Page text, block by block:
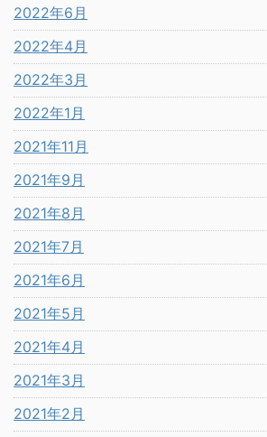
2022年6月
2022年4月
2022年3月
2022年1月
2021年11月
2021年9月
2021年8月
2021年7月
2021年6月
2021年5月
2021年4月
2021年3月
2021年2月